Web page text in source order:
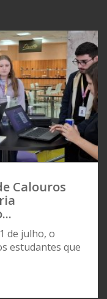
Calouros
de julho, o
estudantes que